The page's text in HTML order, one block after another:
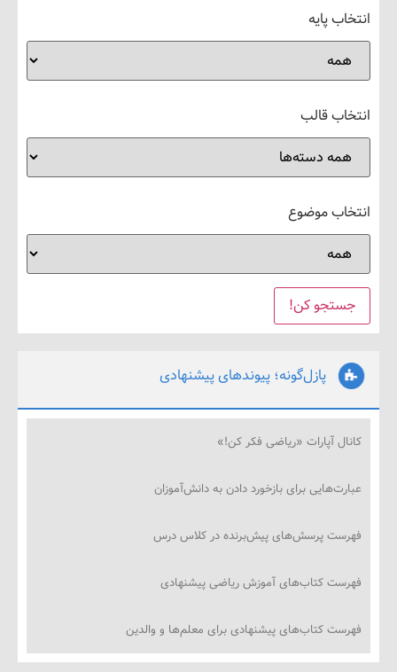
پایه
قالب
موضوع
پازل‌گونه؛ پیوندهای پیشنهادی
آپارات «ریاضی فکر کن!»
برای بازخورد دادن به دانش‌آموزان
پرسش‌های پیش‌برنده در کلاس درس
کتاب‌های آموزش ریاضی پیشنهادی
کتاب‌های پیشنهادی برای معلم‌ها و والدین